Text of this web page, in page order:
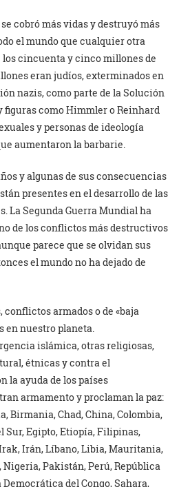
cobró más vidas y destruyó más
el mundo que cualquier otra
los cincuenta y cinco millones de
eran judíos, exterminados en
nazis, como parte de la Solución
como Himmler o Reinhard
y personas de ideología
aumentaron la barbarie.
y algunas de sus consecuencias
presentes en el desarrollo de las
La Segunda Guerra Mundial ha
de los conflictos más destructivos
parece que se olvidan sus
el mundo no ha dejado de
armados o de «baja
en nuestro planeta.
islámica, otras religiosas,
étnicas y contra el
la ayuda de los países
armamento y proclaman la paz:
Birmania, Chad, China, Colombia,
Sur, Egipto, Etiopía, Filipinas,
Irán, Líbano, Libia, Mauritania,
Pakistán, Perú, República
del Congo, Sahara,